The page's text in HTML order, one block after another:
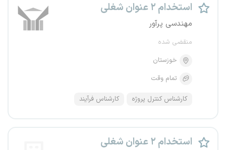
استخدام ۲ عنوان شغلی
مهندسی پرآور
منقضی شده
خوزستان
تمام وقت
کارشناس کنترل پروژه کارشناس فرآیند
استخدام ۲ عنوان شغلی